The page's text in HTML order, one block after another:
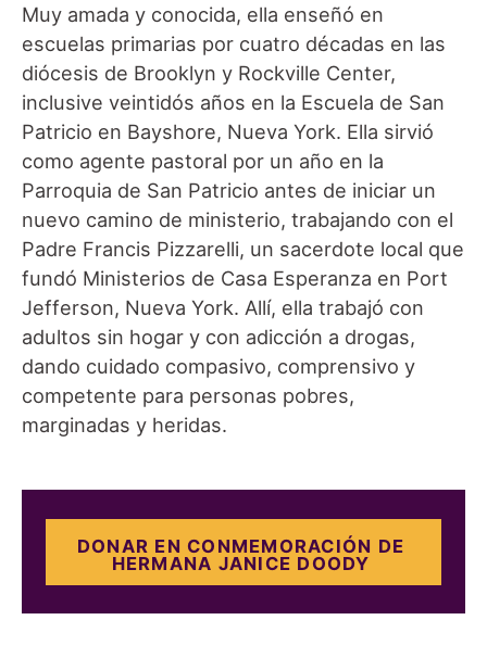
Muy amada y conocida, ella enseñó en
escuelas primarias por cuatro décadas en las
diócesis de Brooklyn y Rockville Center,
inclusive veintidós años en la Escuela de San
Patricio en Bayshore, Nueva York. Ella sirvió
como agente pastoral por un año en la
Parroquia de San Patricio antes de iniciar un
nuevo camino de ministerio, trabajando con el
Padre Francis Pizzarelli, un sacerdote local que
fundó Ministerios de Casa Esperanza en Port
Jefferson, Nueva York. Allí, ella trabajó con
adultos sin hogar y con adicción a drogas,
dando cuidado compasivo, comprensivo y
competente para personas pobres,
marginadas y heridas.
DONAR EN CONMEMORACIÓN DE
HERMANA JANICE DOODY